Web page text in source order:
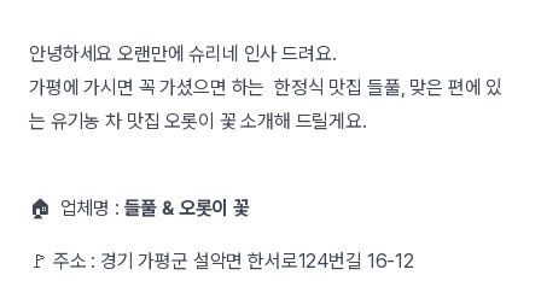
안녕하세요 오랜만에 슈리네 인사 드려요.
가평에 가시면 꼭 가셨으면 하는 한정식 맛집 들풀, 맞은 편에 있
는 유기농 차 맛집 오롯이 꽃 소개해 드릴게요.
🏠 업체명 : 들풀 & 오롯이 꽃
🚩 주소 : 경기 가평군 설악면 한서로124번길 16-12